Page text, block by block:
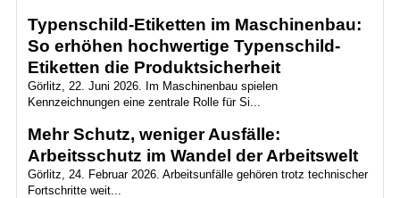
Typenschild-Etiketten im Maschinenbau:
So erhöhen hochwertige Typenschild-
Etiketten die Produktsicherheit
Görlitz, 22. Juni 2026. Im Maschinenbau spielen
Kennzeichnungen eine zentrale Rolle für Si...
Mehr Schutz, weniger Ausfälle:
Arbeitsschutz im Wandel der Arbeitswelt
Görlitz, 24. Februar 2026. Arbeitsunfälle gehören trotz technischer
Fortschritte weit...